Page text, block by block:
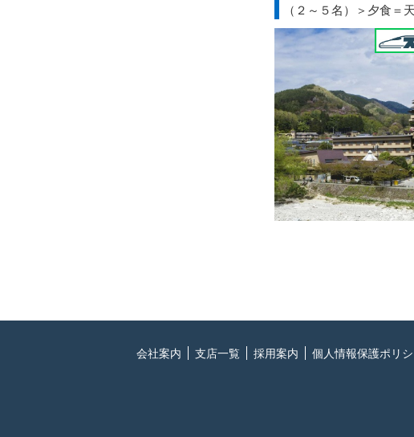
（２～５名）＞夕食
会社案内 支店一覧 採用案内 個人情報保護ポリ